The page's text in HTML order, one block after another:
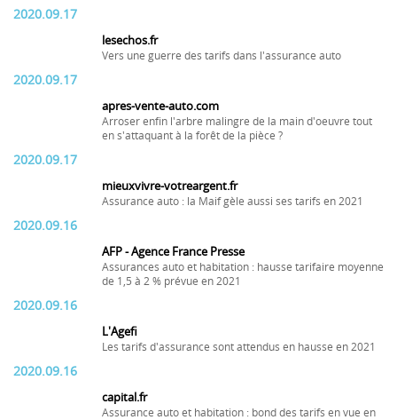
2020.09.17
lesechos.fr
Vers une guerre des tarifs dans l'assurance auto
2020.09.17
apres-vente-auto.com
Arroser enfin l'arbre malingre de la main d'oeuvre tout
en s'attaquant à la forêt de la pièce ?
2020.09.17
mieuxvivre-votreargent.fr
Assurance auto : la Maif gèle aussi ses tarifs en 2021
2020.09.16
AFP - Agence France Presse
Assurances auto et habitation : hausse tarifaire moyenne
de 1,5 à 2 % prévue en 2021
2020.09.16
L'Agefi
Les tarifs d'assurance sont attendus en hausse en 2021
2020.09.16
capital.fr
Assurance auto et habitation : bond des tarifs en vue en